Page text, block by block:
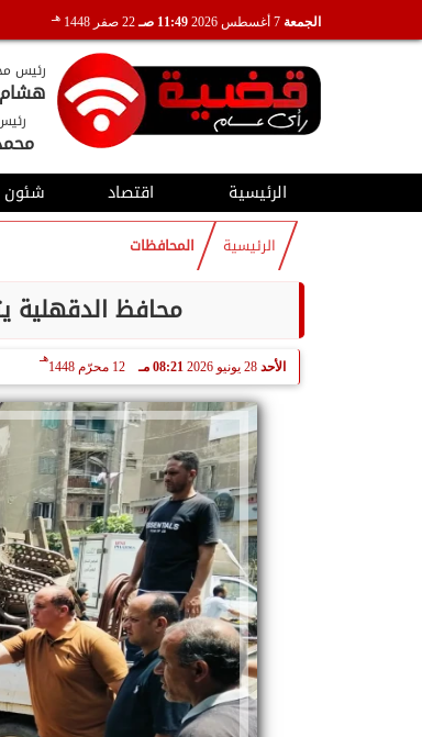
الجمعة 11:49 صـ 22 صفر 1448 هـ
رئيس
هشام
الرئيسية اقتصاد شئون
الرئيسية المحافظات
محافظ الدقهلية
الأحد 28 يونيو 2026 08:21 مـ 12 محرّم 1448
هـ